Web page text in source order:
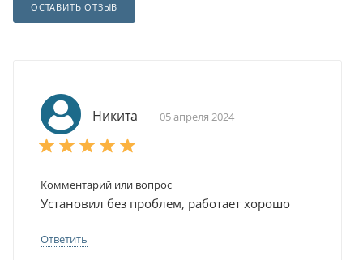
ОСТАВИТЬ ОТЗЫВ
Никита 05 апреля 2024
Комментарий или вопрос
Установил без проблем, работает хорошо
Ответить